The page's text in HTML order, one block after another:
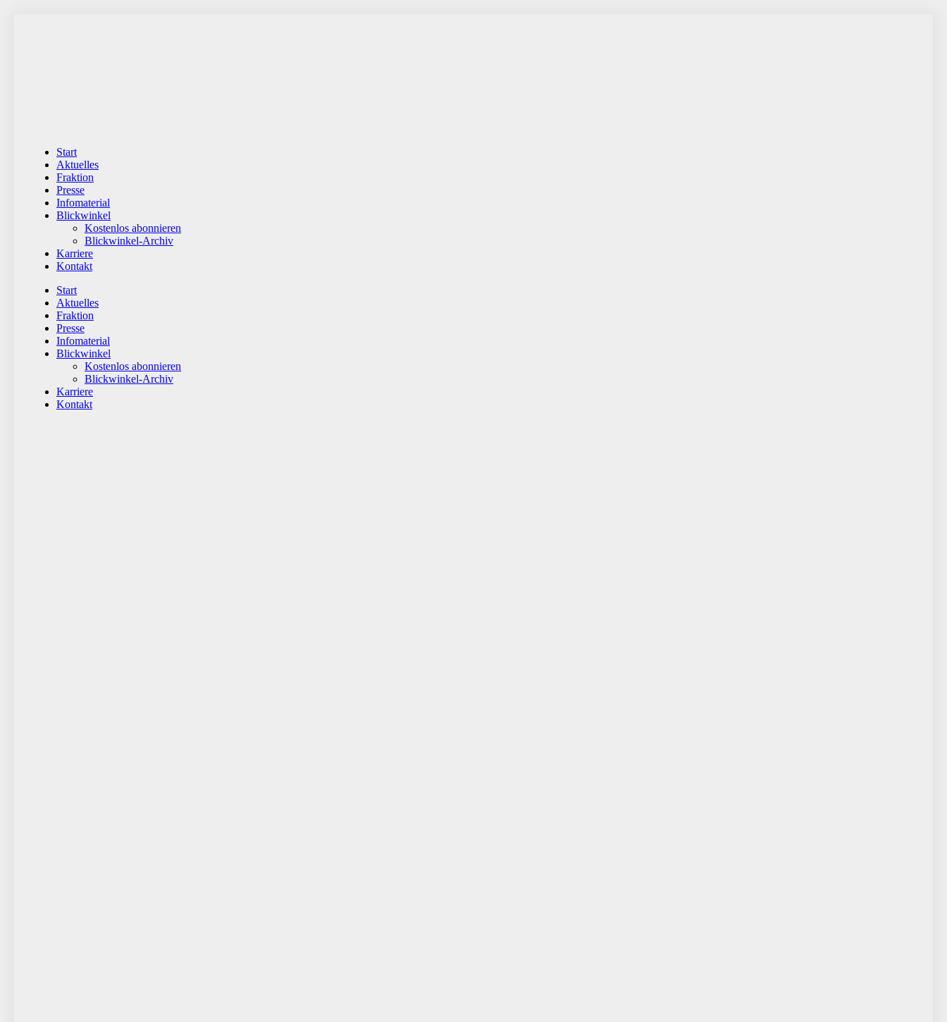
Start
Aktuelles
Fraktion
Presse
Infomaterial
Blickwinkel
Kostenlos abonnieren
Blickwinkel-Archiv
Karriere
Kontakt
Start
Aktuelles
Fraktion
Presse
Infomaterial
Blickwinkel
Kostenlos abonnieren
Blickwinkel-Archiv
Karriere
Kontakt